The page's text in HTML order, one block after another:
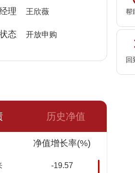
帮
回
理 王欣薇
态 开放申购
历史净值
净值增长率(%)
-19.57
累计净